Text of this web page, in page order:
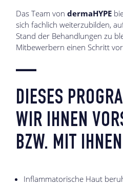
Das Team vondermaHYPE
sich fachlich weiterzubilden,
Stand der Behandlungen zu
Mitbewerbern einen Schritt
—
DIESES
WIR IHNEN
BZW. MIT
Inflammatorische Haut